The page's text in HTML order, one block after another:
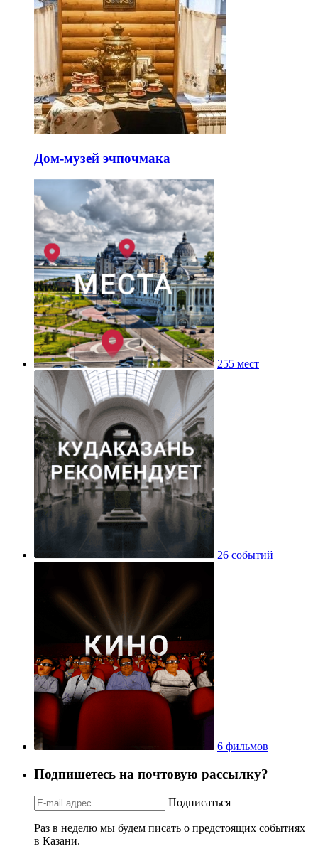
Дом-музей эчпочмака
255 мест
26 событий
6 фильмов
Подпишетесь на почтовую рассылку?
Подписаться
Раз в неделю мы будем писать о предстоящих событиях
в Казани.